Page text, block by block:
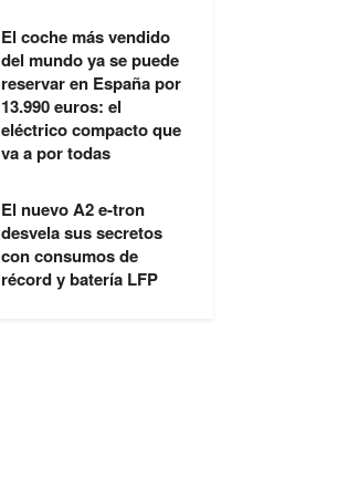
El coche más vendido
del mundo ya se puede
reservar en España por
13.990 euros: el
eléctrico compacto que
va a por todas
El nuevo A2 e-tron
desvela sus secretos
con consumos de
récord y batería LFP